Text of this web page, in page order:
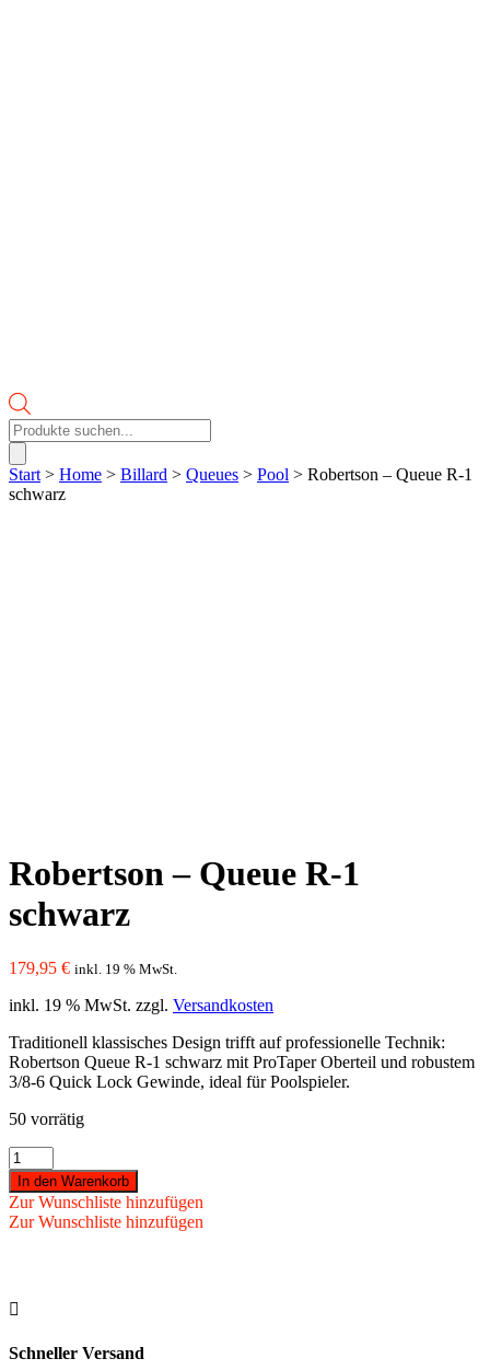
Products
search
Start > Home > Billard > Queues > Pool > Robertson – Queue R-1
schwarz
Robertson – Queue R-1
schwarz
179,95 € inkl. 19 % MwSt.
inkl. 19 % MwSt. zzgl. Versandkosten
Traditionell klassisches Design trifft auf professionelle Technik:
Robertson Queue R-1 schwarz mit ProTaper Oberteil und robustem
3/8-6 Quick Lock Gewinde, ideal für Poolspieler.
50 vorrätig
Robertson
-
Queue
R-
1
In den Warenkorb
Zur Wunschliste hinzufügen
Zur Wunschliste hinzufügen

Schneller Versand